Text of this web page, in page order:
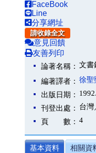
FaceBook
Line
分享網址
請收錄全文
意見回饋
友善列印
論著名稱： 文書
編著譯者： 徐聖
出版日期：
刊登出處： 台灣
頁 數： 4
基本資料
相關資